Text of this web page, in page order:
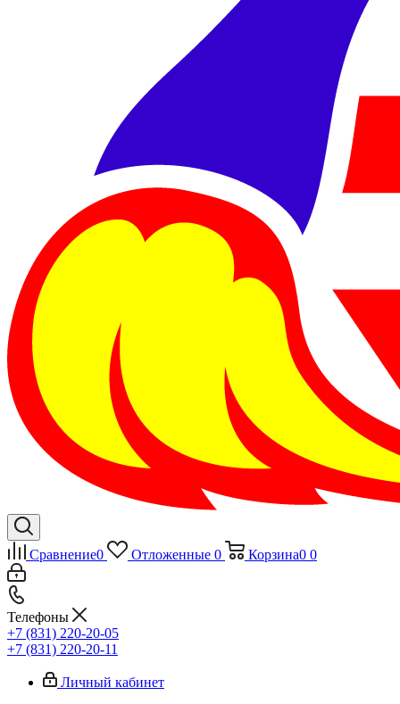
Сравнение0 Отложенные 0 Корзина0 0
Телефоны
+7 (831) 220-20-05
+7 (831) 220-20-11
Личный кабинет